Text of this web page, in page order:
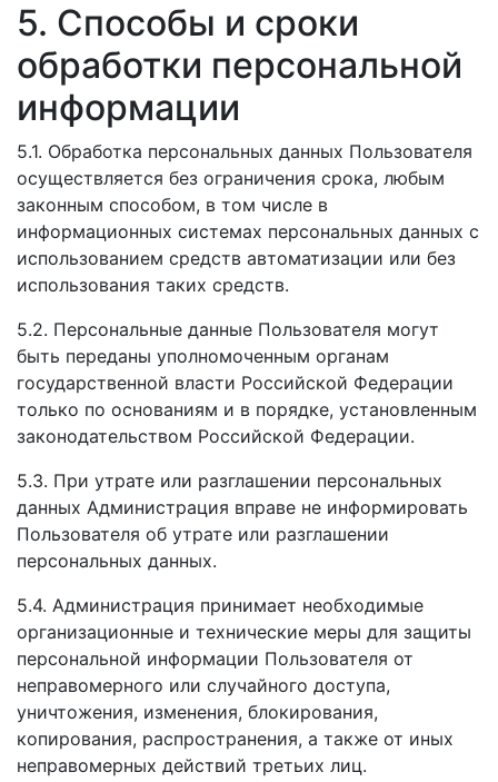
5. Способы и сроки
обработки персональной
информации
5.1. Обработка персональных данных Пользователя
осуществляется без ограничения срока, любым
законным способом, в том числе в
информационных системах персональных данных с
использованием средств автоматизации или без
использования таких средств.
5.2. Персональные данные Пользователя могут
быть переданы уполномоченным органам
государственной власти Российской Федерации
только по основаниям и в порядке, установленным
законодательством Российской Федерации.
5.3. При утрате или разглашении персональных
данных Администрация вправе не информировать
Пользователя об утрате или разглашении
персональных данных.
5.4. Администрация принимает необходимые
организационные и технические меры для защиты
персональной информации Пользователя от
неправомерного или случайного доступа,
уничтожения, изменения, блокирования,
копирования, распространения, а также от иных
неправомерных действий третьих лиц.